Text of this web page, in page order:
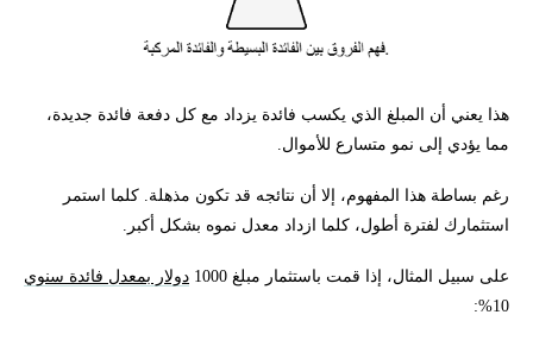
هذا يعني أن المبلغ الذي يكسب فائدة يزداد مع كل دفعة فائدة جديدة،
مما يؤدي إلى نمو متسارع للأموال.
رغم بساطة هذا المفهوم، إلا أن نتائجه قد تكون مذهلة. كلما استمر
استثمارك لفترة أطول، كلما ازداد معدل نموه بشكل أكبر.
على سبيل المثال، إذا قمت باستثمار مبلغ 1000
دولار بمعدل فائدة سنوي
10%: